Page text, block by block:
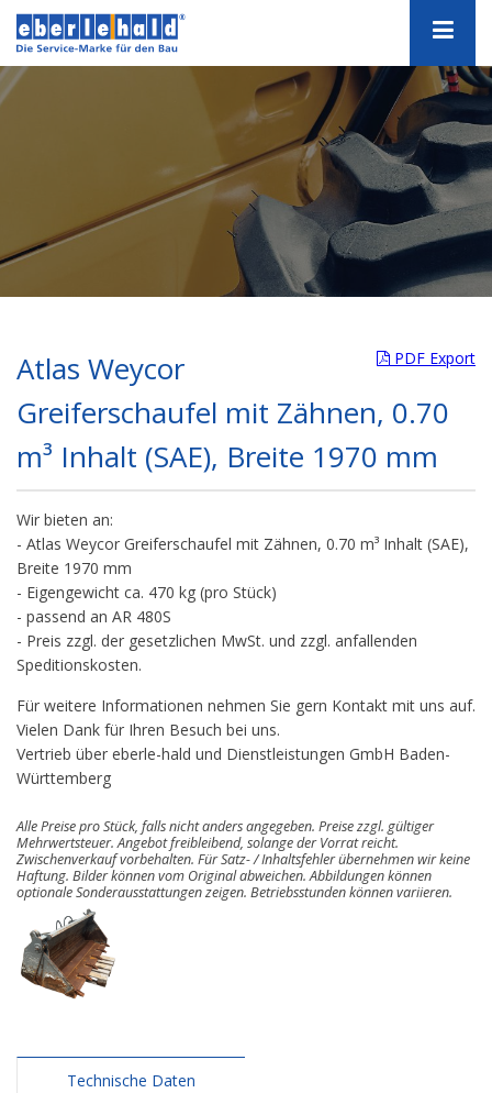
PDF Export
Atlas Weycor
Greiferschaufel mit Zähnen, 0.70
m³ Inhalt (SAE), Breite 1970 mm
Wir bieten an:
- Atlas Weycor Greiferschaufel mit Zähnen, 0.70 m³ Inhalt (SAE),
Breite 1970 mm
- Eigengewicht ca. 470 kg (pro Stück)
- passend an AR 480S
- Preis zzgl. der gesetzlichen MwSt. und zzgl. anfallenden
Speditionskosten.
Für weitere Informationen nehmen Sie gern Kontakt mit uns auf.
Vielen Dank für Ihren Besuch bei uns.
Vertrieb über eberle-hald und Dienstleistungen GmbH Baden-
Württemberg
Alle Preise pro Stück, falls nicht anders angegeben. Preise zzgl. gültiger
Mehrwertsteuer. Angebot freibleibend, solange der Vorrat reicht.
Zwischenverkauf vorbehalten. Für Satz- / Inhaltsfehler übernehmen wir keine
Haftung. Bilder können vom Original abweichen. Abbildungen können
optionale Sonderausstattungen zeigen. Betriebsstunden können variieren.
Technische Daten